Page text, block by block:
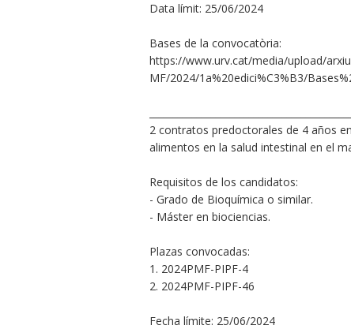
Data límit: 25/06/2024
Bases de la convocatòria:
https://www.urv.cat/media/upload/
MF/2024/1a%20edici%C3%B3/
2 contratos predoctorales de 4 años
alimentos en la salud intestinal en el
Requisitos de los candidatos:
- Grado de Bioquímica o similar.
- Máster en biociencias.
Plazas convocadas:
1. 2024PMF-PIPF-4
2. 2024PMF-PIPF-46
Fecha límite: 25/06/2024